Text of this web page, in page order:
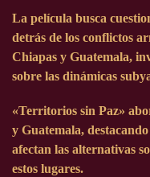
La película busca
detrás de los conflictos
Chiapas y Guatemala,
sobre las dinámicas
«Territorios sin Paz»
y Guatemala,
afectan las alternativas
estos lugares.